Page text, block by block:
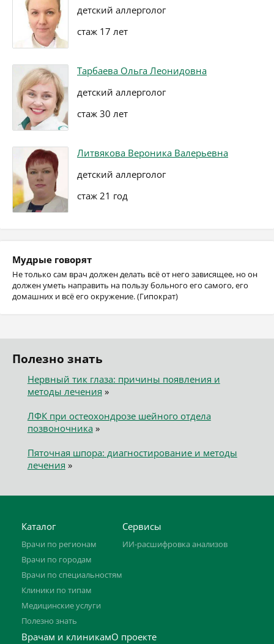
детский аллерголог
стаж 17 лет
Тарбаева Ольга Леонидовна
детский аллерголог
стаж 30 лет
Литвякова Вероника Валерьевна
детский аллерголог
стаж 21 год
Мудрые говорят
Не только сам врач должен делать всё от него зависящее, но он
должен уметь направить на пользу больного его самого, его
домашних и всё его окружение. (Гипократ)
Полезно знать
Нервный тик глаза: причины появления и
методы лечения »
ЛФК при остеохондрозе шейного отдела
позвоночника»
Пяточная шпора: диагностирование и методы
лечения »
Каталог
Врачи по регионам
Врачи по городам
Врачи по специальностям
Клиники по типам
Медицинские услуги
Полезно знать
Сервисы
ИИ-расшифровка анализов
Врачам и клиникамО проекте